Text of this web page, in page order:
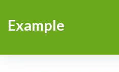
Example